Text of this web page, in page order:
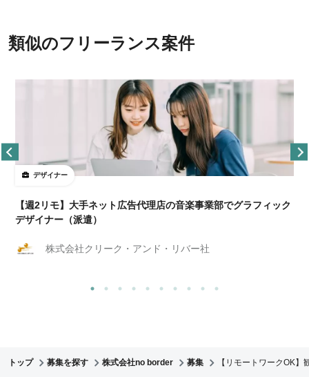
類似のフリーランス案件
デザイナー
【週2リモ】大手ネット広告代理店の音楽事業部でグラフィック
デザイナー（派遣）
株式会社クリーク・アンド・リバー社
トップ 募集を探す 株式会社no border 募集 【リモートワークOK